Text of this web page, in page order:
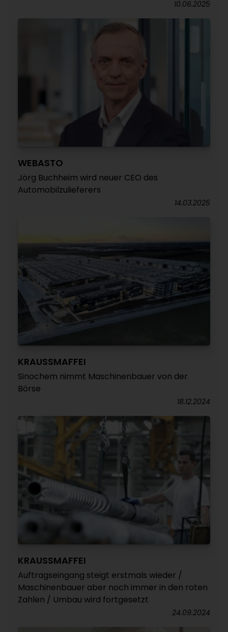
10.06.2025
WEBASTO
Jörg Buchheim wird neuer CEO des
Automobilzulieferers
14.03.2025
KRAUSSMAFFEI
Sinochem nimmt Maschinenbauer von der
Börse
18.12.2024
KRAUSSMAFFEI
Auftragseingang steigt erstmals wieder /
Maschinenbauer aber noch immer in den roten
Zahlen / Umbau wird fortgesetzt
24.09.2024